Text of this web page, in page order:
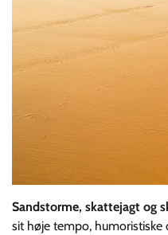
Sandstorme, skattejagt og
sit høje tempo,